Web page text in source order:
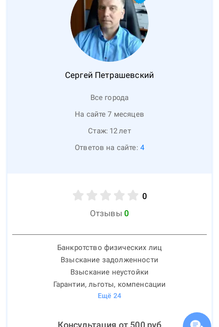
Сергей Петрашевский
Все города
На сайте 7 месяцев
Стаж: 12лет
Ответов на сайте: 4
0
Отзывы 0
Банкротство физических лиц
Взыскание задолженности
Взыскание неустойки
Гарантии, льготы, компенсации
Ещё 24
Консультация от 500руб